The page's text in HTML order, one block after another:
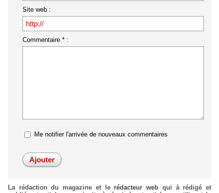
Site web :
Commentaire * :
Me notifier l'arrivée de nouveaux commentaires
La rédaction du magazine et le rédacteur web qui à rédigé et